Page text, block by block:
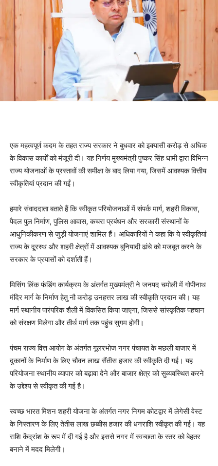
एक महत्वपूर्ण कदम के तहत राज्य सरकार ने बुधवार को इक्यासी करोड़ से अधिक
के विकास कार्यों को मंजूरी दी। यह निर्णय मुख्यमंत्री पुष्कर सिंह धामी द्वारा विभिन्न
राज्य योजनाओं के प्रस्तावों की समीक्षा के बाद लिया गया, जिसमें आवश्यक वित्तीय
स्वीकृतियां प्रदान की गईं।
हमारे संवाददाता बताते हैं कि स्वीकृत परियोजनाओं में संपर्क मार्ग, शहरी विकास,
पैदल पुल निर्माण, पुलिस आवास, कचरा प्रबंधन और सरकारी संस्थानों के
आधुनिकीकरण से जुड़ी योजनाएं शामिल हैं। अधिकारियों ने कहा कि ये स्वीकृतियां
राज्य के दूरस्थ और शहरी क्षेत्रों में आवश्यक बुनियादी ढांचे को मजबूत करने के
सरकार के प्रयासों को दर्शाती हैं।
मिसिंग लिंक फंडिंग कार्यक्रम के अंतर्गत मुख्यमंत्री ने जनपद चमोली में गोपीनाथ
मंदिर मार्ग के निर्माण हेतु नौ करोड़ उनहत्तर लाख की स्वीकृति प्रदान की। यह
मार्ग स्थानीय पारंपरिक शैली में विकसित किया जाएगा, जिससे सांस्कृतिक पहचान
को संरक्षण मिलेगा और तीर्थ मार्ग तक पहुंच सुगम होगी।
पंचम राज्य वित्त आयोग के अंतर्गत गूलरभोज नगर पंचायत के मछली बाजार में
दुकानों के निर्माण के लिए चौवन लाख सैंतीस हजार की स्वीकृति दी गई। यह
परियोजना स्थानीय व्यापार को बढ़ावा देने और बाजार क्षेत्र को सुव्यवस्थित करने
के उद्देश्य से स्वीकृत की गई है।
स्वच्छ भारत मिशन शहरी योजना के अंतर्गत नगर निगम कोटद्वार में लेगेसी वेस्ट
के निस्तारण के लिए तेतीस लाख छब्बीस हजार की धनराशि स्वीकृत की गई। यह
राशि केंद्रांश के रूप में दी गई है और इससे नगर में स्वच्छता के स्तर को बेहतर
बनाने में मदद मिलेगी।